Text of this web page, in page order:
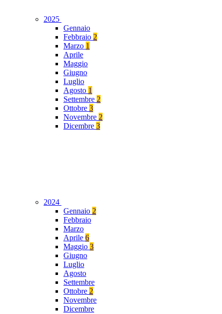
2025
Gennaio
Febbraio 2
Marzo 1
Aprile
Maggio
Giugno
Luglio
Agosto 1
Settembre 2
Ottobre 3
Novembre 2
Dicembre 3
2024
Gennaio 2
Febbraio
Marzo
Aprile 6
Maggio 3
Giugno
Luglio
Agosto
Settembre
Ottobre 2
Novembre
Dicembre